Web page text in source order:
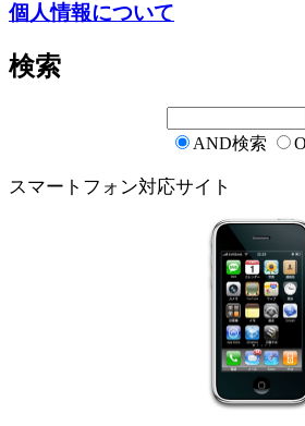
個人情報について
検索
AND検索
スマートフォン対応サイト